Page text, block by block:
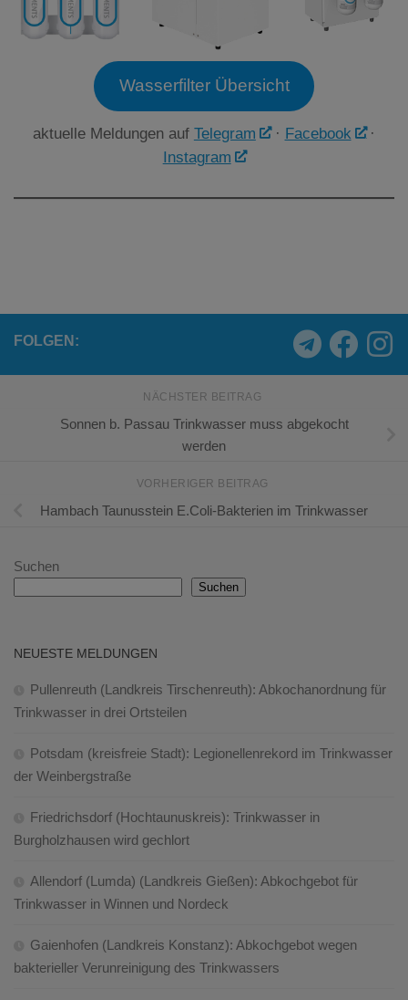
Wasserfilter Übersicht
aktuelle Meldungen auf Telegram · Facebook
·
Instagram
FOLGEN:
NÄCHSTER BEITRAG
Sonnen b. Passau Trinkwasser muss abgekocht
werden
VORHERIGER BEITRAG
Hambach Taunusstein E.Coli-Bakterien im Trinkwasser
Suchen
Suchen
NEUESTE MELDUNGEN
Pullenreuth (Landkreis Tirschenreuth): Abkochanordnung für
Trinkwasser in drei Ortsteilen
Potsdam (kreisfreie Stadt): Legionellenrekord im Trinkwasser
der Weinbergstraße
Friedrichsdorf (Hochtaunuskreis): Trinkwasser in
Burgholzhausen wird gechlort
Allendorf (Lumda) (Landkreis Gießen): Abkochgebot für
Trinkwasser in Winnen und Nordeck
Gaienhofen (Landkreis Konstanz): Abkochgebot wegen
bakterieller Verunreinigung des Trinkwassers